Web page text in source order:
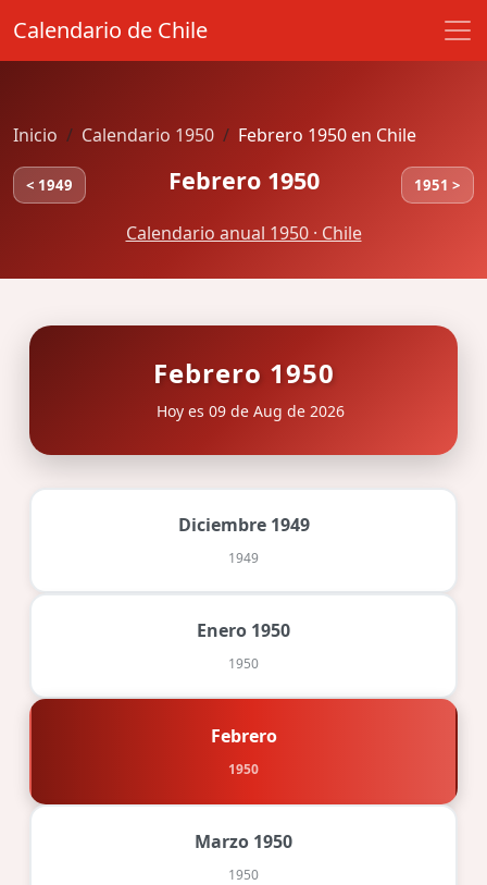
Calendario de Chile
Inicio Calendario 1950 Febrero 1950 en Chile
< 1949 Febrero 1950 1951 >
Calendario anual 1950 · Chile
Febrero 1950
Hoy es 09 de Aug de 2026
Diciembre 1949
1949
Enero 1950
1950
Febrero
1950
Marzo 1950
1950